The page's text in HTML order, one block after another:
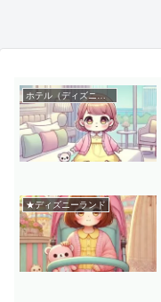
ホテル（ディズニーランド）
★ディズニーランド